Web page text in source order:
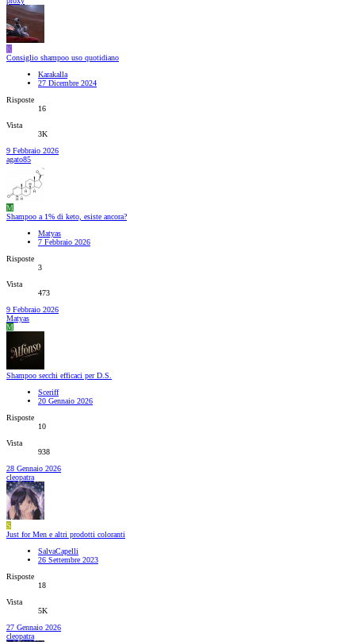
K
Consiglio shampoo uso quotidiano
Karakalla
27 Dicembre 2024
Risposte
16
Vista
3K
9 Febbraio 2026
agato85
M
Shampoo a 1% di keto, esiste ancora?
Matyas
7 Febbraio 2026
Risposte
3
Vista
473
9 Febbraio 2026
Matyas
M
Shampoo secchi efficaci per D.S.
Sceriff
20 Gennaio 2026
Risposte
10
Vista
938
28 Gennaio 2026
cleopatra
S
Just for Men e altri prodotti coloranti
SalvaCapelli
26 Settembre 2023
Risposte
18
Vista
5K
27 Gennaio 2026
cleopatra